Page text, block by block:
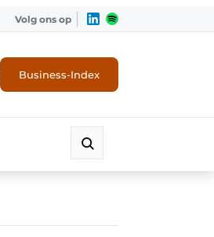
Volg ons op
Business-Index